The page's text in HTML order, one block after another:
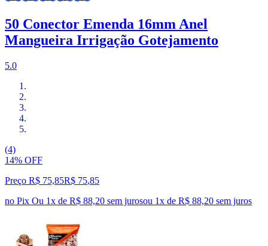
50 Conector Emenda 16mm Anel
Mangueira Irrigação Gotejamento
5.0
(4)
14% OFF
Preço R$ 75,85R$ 75,85
no Pix Ou 1x de R$ 88,20 sem jurosou 1x de R$ 88,20 sem juros